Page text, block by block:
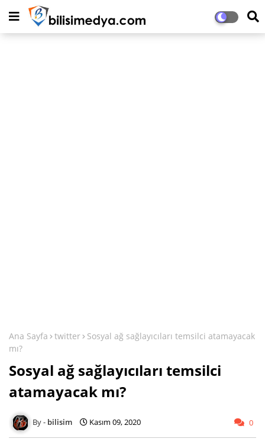
Ana Sayfa twitter
Sosyal ağ sağlayıcıları temsilci atamayacak
mı?
Sosyal ağ sağlayıcıları temsilci
atamayacak mı?
bilisim Kasım 09, 2020 0